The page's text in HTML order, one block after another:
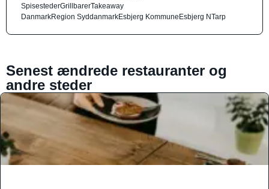
SpisestederGrillbarerTakeaway
DanmarkRegion SyddanmarkEsbjerg KommuneEsbjerg NTarp
Senest ændrede restauranter og
andre steder